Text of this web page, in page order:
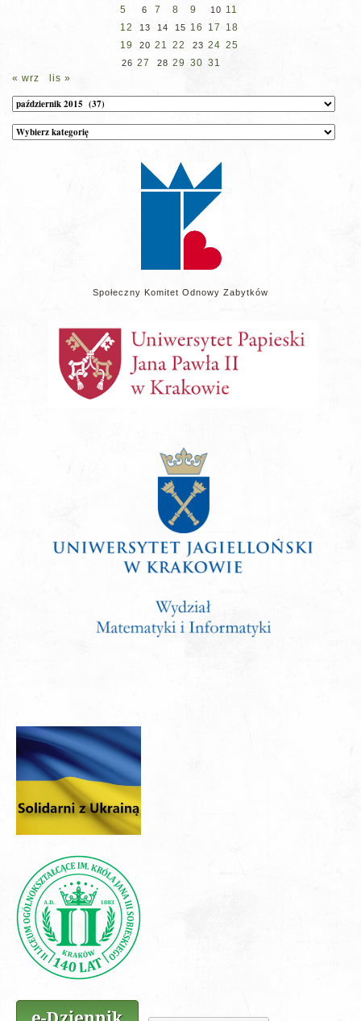
5 6 7 8 9 10 11
12
13 14 15 16 17
18
19
20 21 22 23 24 25
26 27 28 29 30 31
« wrz
lis »
Archiwum
Kategorie
wpisów
Społeczny Komitet Odnowy Zabytków